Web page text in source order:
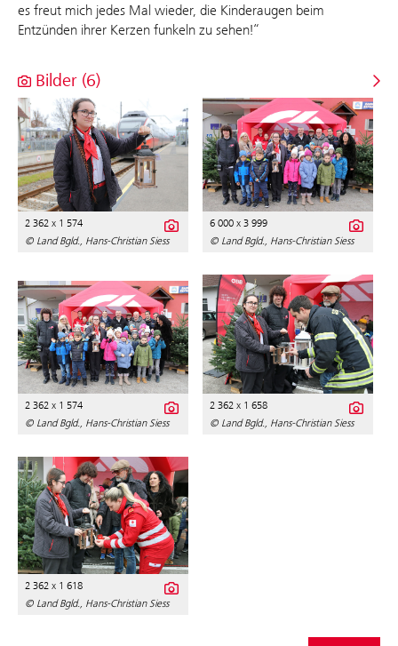
es freut mich jedes Mal wieder, die Kinderaugen beim
Entzünden ihrer Kerzen funkeln zu sehen!“
Bilder (6)
2 362 x 1 574
© Land Bgld., Hans-Christian Siess
6 000 x 3 999
© Land Bgld., Hans-Christian Siess
2 362 x 1 574
© Land Bgld., Hans-Christian Siess
2 362 x 1 658
© Land Bgld., Hans-Christian Siess
2 362 x 1 618
© Land Bgld., Hans-Christian Siess